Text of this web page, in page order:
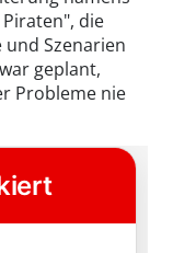
die
Szenarien
geplant,
Probleme nie